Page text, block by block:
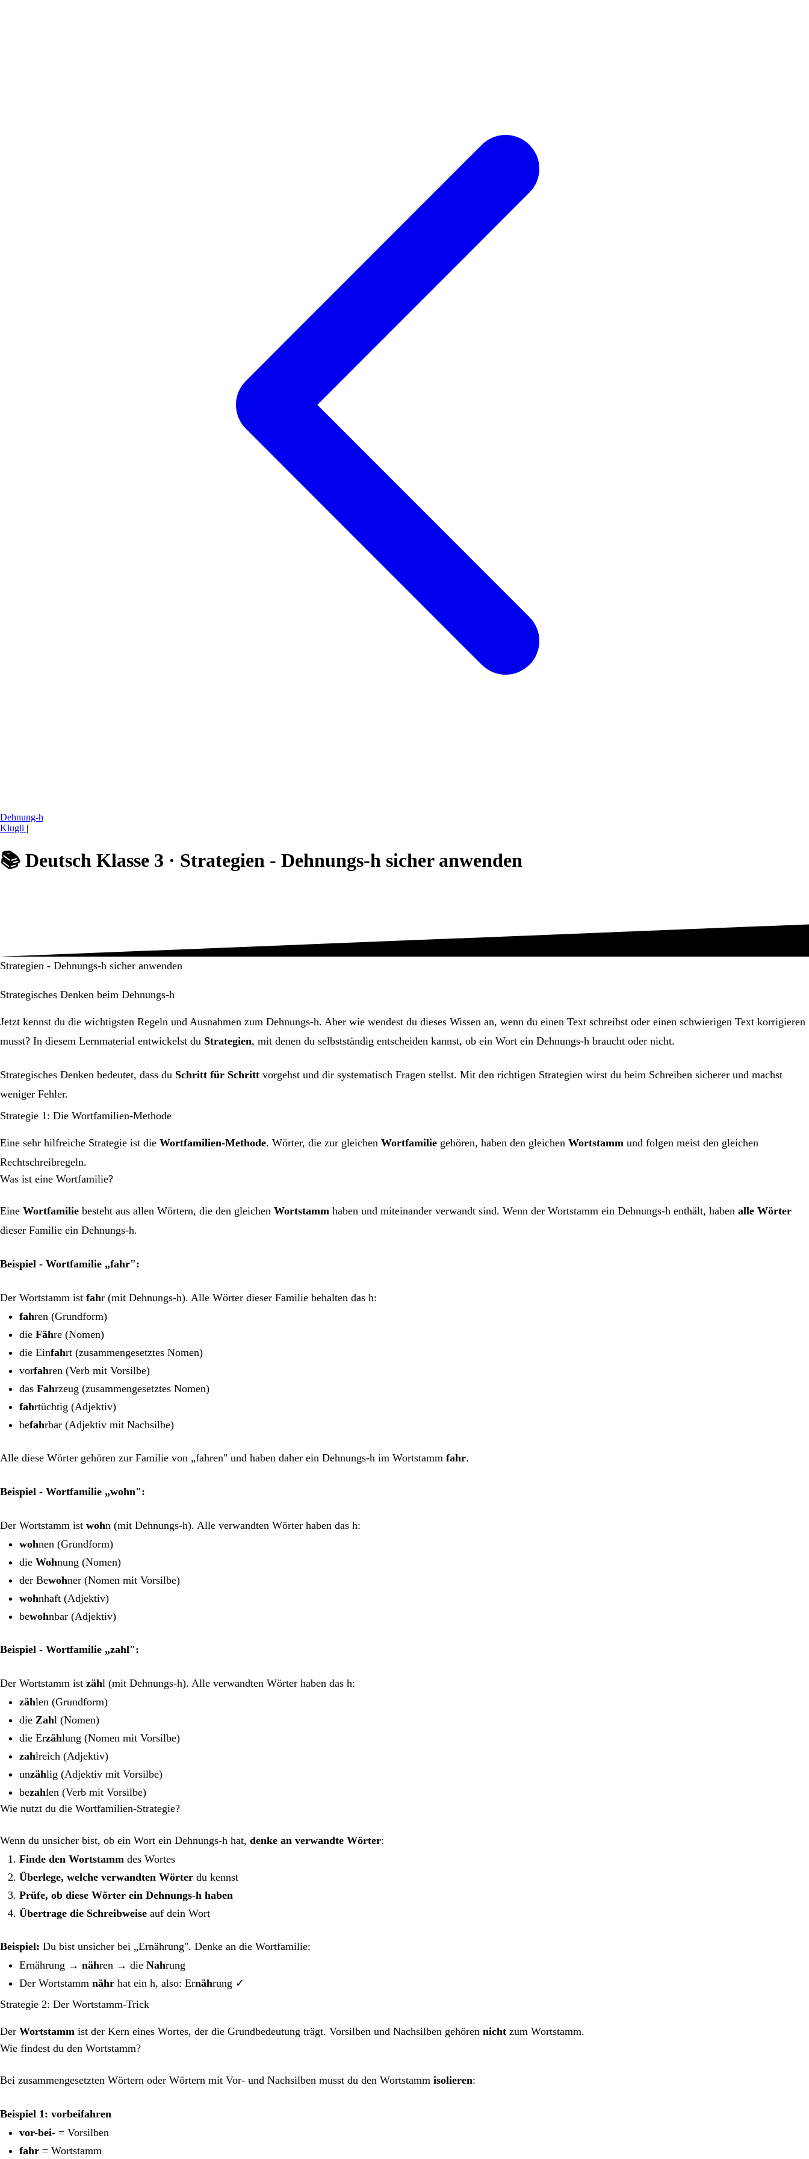
Dehnung-h
Klugli |
📚 Deutsch Klasse 3 · Strategien - Dehnungs-h sicher anwenden
Strategien - Dehnungs-h sicher anwenden
Strategisches Denken beim Dehnungs-h
Jetzt kennst du die wichtigsten Regeln und Ausnahmen zum Dehnungs-h. Aber wie wendest du dieses Wissen an, wenn du einen Text schreibst oder einen schwierigen Text korrigieren
musst? In diesem Lernmaterial entwickelst du Strategien, mit denen du selbstständig entscheiden kannst, ob ein Wort ein Dehnungs-h braucht oder nicht.
Strategisches Denken bedeutet, dass du Schritt für Schritt vorgehst und dir systematisch Fragen stellst. Mit den richtigen Strategien wirst du beim Schreiben sicherer und machst
weniger Fehler.
Strategie 1: Die Wortfamilien-Methode
Eine sehr hilfreiche Strategie ist die Wortfamilien-Methode. Wörter, die zur gleichen Wortfamilie gehören, haben den gleichen Wortstamm und folgen meist den gleichen
Rechtschreibregeln.
Was ist eine Wortfamilie?
Eine Wortfamilie besteht aus allen Wörtern, die den gleichen Wortstamm haben und miteinander verwandt sind. Wenn der Wortstamm ein Dehnungs-h enthält, haben alle Wörter
dieser Familie ein Dehnungs-h.
Beispiel - Wortfamilie „fahr":
Der Wortstamm ist fahr (mit Dehnungs-h). Alle Wörter dieser Familie behalten das h:
fahren (Grundform)
die Fähre (Nomen)
die Einfahrt (zusammengesetztes Nomen)
vorfahren (Verb mit Vorsilbe)
das Fahrzeug (zusammengesetztes Nomen)
fahrtüchtig (Adjektiv)
befahrbar (Adjektiv mit Nachsilbe)
Alle diese Wörter gehören zur Familie von „fahren" und haben daher ein Dehnungs-h im Wortstamm fahr.
Beispiel - Wortfamilie „wohn":
Der Wortstamm ist wohn (mit Dehnungs-h). Alle verwandten Wörter haben das h:
wohnen (Grundform)
die Wohnung (Nomen)
der Bewohner (Nomen mit Vorsilbe)
wohnhaft (Adjektiv)
bewohnbar (Adjektiv)
Beispiel - Wortfamilie „zahl":
Der Wortstamm ist zähl (mit Dehnungs-h). Alle verwandten Wörter haben das h:
zählen (Grundform)
die Zahl (Nomen)
die Erzählung (Nomen mit Vorsilbe)
zahlreich (Adjektiv)
unzählig (Adjektiv mit Vorsilbe)
bezahlen (Verb mit Vorsilbe)
Wie nutzt du die Wortfamilien-Strategie?
Wenn du unsicher bist, ob ein Wort ein Dehnungs-h hat, denke an verwandte Wörter:
Finde den Wortstamm des Wortes
Überlege, welche verwandten Wörter du kennst
Prüfe, ob diese Wörter ein Dehnungs-h haben
Übertrage die Schreibweise auf dein Wort
Beispiel: Du bist unsicher bei „Ernährung". Denke an die Wortfamilie:
Ernährung → nähren → die Nahrung
Der Wortstamm nähr hat ein h, also: Ernährung ✓
Strategie 2: Der Wortstamm-Trick
Der Wortstamm ist der Kern eines Wortes, der die Grundbedeutung trägt. Vorsilben und Nachsilben gehören nicht zum Wortstamm.
Wie findest du den Wortstamm?
Bei zusammengesetzten Wörtern oder Wörtern mit Vor- und Nachsilben musst du den Wortstamm isolieren:
Beispiel 1: vorbeifahren
vor-bei- = Vorsilben
fahr = Wortstamm